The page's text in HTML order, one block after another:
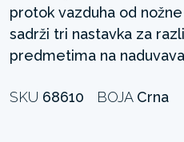
protok vazduha od
sadrži tri nastavka za
predmetima na
SKU 68610 BOJA Crna